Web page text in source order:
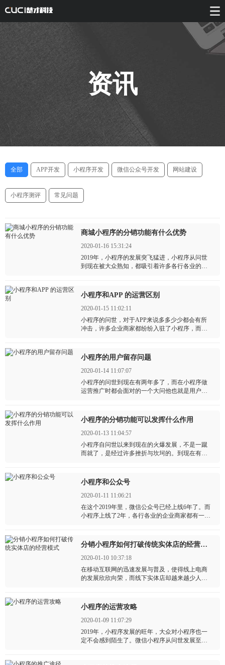
资讯
全部 APP开发 小程序开发 微信公众号开发 网站建设
小程序测评 常见问题
商城小程序的分销功能有什么优势
2020-01-16 15:31:24
2019年，小程序的发展突飞猛进，小程序从问世
到现在被大众熟知，都吸引着许多各行各业的企
择商城小程序呢？
小程序和APP 的运营区别
2020-01-15 11:02:11
小程序的问世，对于APP来说多多少少都会有所
冲击，许多企业商家都纷纷入驻了小程序，而忽
小程序的用户留存问题
2020-01-14 11:07:07
小程序的问世到现在有两年多了，而在小程序做
运营推广时都会面对的一个大问他也就是用户留
成本，提高用户留存率是目前最重要的问题了。
小程序的分销功能可以发挥什么作用
2020-01-13 11:04:57
小程序自问世以来到现在的火爆发展，不是一蹴
而就了，是经过许多挫折与坎坷的。到现在有许
引企业商家的还有它的分销功能。
小程序和公众号
2020-01-11 11:06:21
在这个2019年里，微信公众号已经上线6年了。而
小程序上线了2年，各行各业的企业商家都有一个
分销小程序如何打破传统实体店的经营模式
2020-01-10 10:37:18
在移动互联网的迅速发展与普及，使得线上电商
的发展欣欣向荣，而线下实体店却越来越少人去
实体店门店走向倒闭。
小程序的运营攻略
2020-01-09 11:07:29
2019年，小程序发展的旺年，大众对小程序也一
定不会感到陌生了。微信小程序从问世发展至